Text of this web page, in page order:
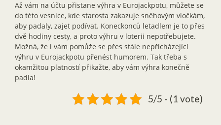
Až vám na účtu přistane výhra v Eurojackpotu, můžete se
do této vesnice, kde starosta zakazuje sněhovým vločkám,
aby padaly, zajet podívat. Koneckonců letadlem je to přes
dvě hodiny cesty, a proto výhru v loterii nepotřebujete.
Možná, že i vám pomůže se přes stále nepřicházející
výhru v Eurojackpotu přenést humorem. Tak třeba s
okamžitou platností přikažte, aby vám výhra konečně
padla!
5/5 - (1 vote)